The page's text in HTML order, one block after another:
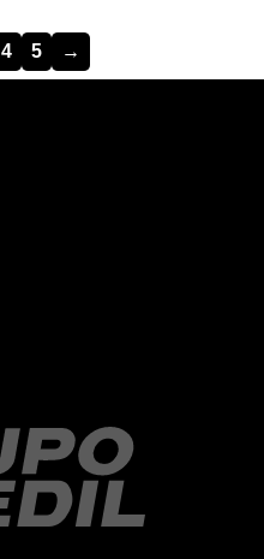
4 5 →